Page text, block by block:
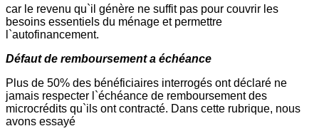
car le revenu qu`il génère ne suffit pas pour couvrir les
besoins essentiels du ménage et permettre
l`autofinancement.
Défaut de remboursement a échéance
Plus de 50% des bénéficiaires interrogés ont déclaré ne
jamais respecter l`échéance de remboursement des
microcrédits qu`ils ont contracté. Dans cette rubrique, nous
avons essayé